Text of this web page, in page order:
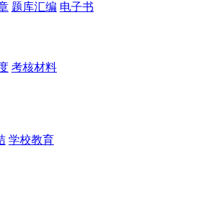
题库汇编 电子书
考核材料
学校教育